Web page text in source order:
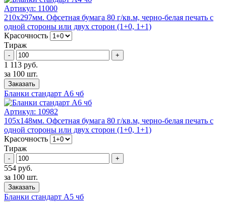
Артикул: 11000
210х297мм. Офсетная бумага 80 г/кв.м, черно-белая печать с
одной стороны или двух сторон (1+0, 1+1)
Красочность
Тираж
- +
1 113 руб.
за 100 шт.
Заказать
Бланки стандарт А6 чб
Артикул: 10982
105х148мм. Офсетная бумага 80 г/кв.м, черно-белая печать с
одной стороны или двух сторон (1+0, 1+1)
Красочность
Тираж
- +
554 руб.
за 100 шт.
Заказать
Бланки стандарт А5 чб